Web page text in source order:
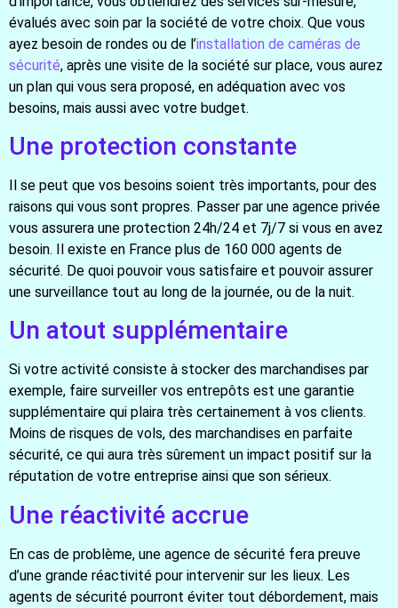
évalués avec soin par la société de votre choix. Que vous
ayez besoin de rondes ou de l’installation de caméras de
sécurité, après une visite de la société sur place, vous aurez
un plan qui vous sera proposé, en adéquation avec vos
besoins, mais aussi avec votre budget.
Une protection constante
Il se peut que vos besoins soient très importants, pour des
raisons qui vous sont propres. Passer par une agence privée
vous assurera une protection 24h/24 et 7j/7 si vous en avez
besoin. Il existe en France plus de 160 000 agents de
sécurité. De quoi pouvoir vous satisfaire et pouvoir assurer
une surveillance tout au long de la journée, ou de la nuit.
Un atout supplémentaire
Si votre activité consiste à stocker des marchandises par
exemple, faire surveiller vos entrepôts est une garantie
supplémentaire qui plaira très certainement à vos clients.
Moins de risques de vols, des marchandises en parfaite
sécurité, ce qui aura très sûrement un impact positif sur la
réputation de votre entreprise ainsi que son sérieux.
Une réactivité accrue
En cas de problème, une agence de sécurité fera preuve
d’une grande réactivité pour intervenir sur les lieux. Les
agents de sécurité pourront éviter tout débordement, mais